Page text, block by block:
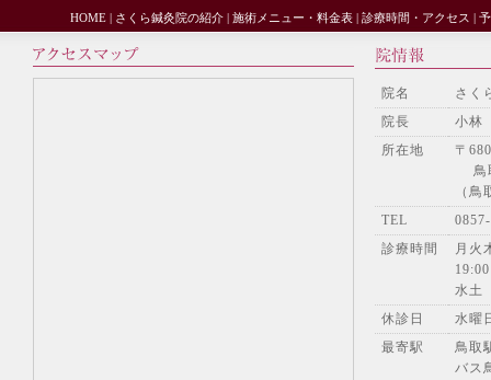
HOME| さくら鍼灸院の紹介| 施術メニュー・料金表| 診療時間・アクセス |
院名
さく
院長
小林
所在地
〒
鳥
（
TEL
診療時間
月火
19:00
水
休診日
水曜
最寄駅
鳥取
バス